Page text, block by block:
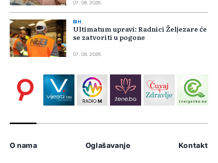
07. 08. 2026.
BIH
Ultimatum upravi: Radnici Željezare će
se zatvoriti u pogone
07. 08. 2026.
O nama Oglašavanje Kontakt